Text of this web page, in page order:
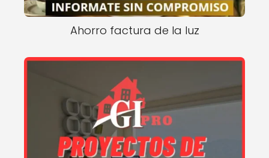
Ahorro factura de la luz